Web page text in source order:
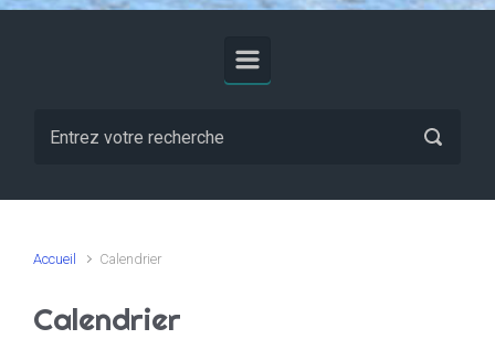
Accueil Calendrier
Calendrier